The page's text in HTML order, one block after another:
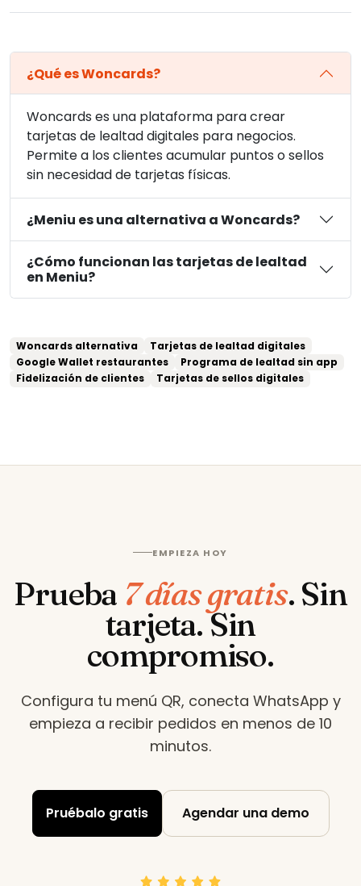
¿Qué es Woncards?
Woncards es una plataforma para crear
tarjetas de lealtad digitales para negocios.
Permite a los clientes acumular puntos o sellos
sin necesidad de tarjetas físicas.
¿Meniu es una alternativa a Woncards?
¿Cómo funcionan las tarjetas de lealtad
en Meniu?
Woncards alternativa
Tarjetas de lealtad digitales
Google Wallet restaurantes
Programa de lealtad sin app
Fidelización de clientes
Tarjetas de sellos digitales
EMPIEZA HOY
Prueba 7 días gratis. Sin
tarjeta. Sin
compromiso.
Configura tu menú QR, conecta WhatsApp y
empieza a recibir pedidos en menos de 10
minutos.
Pruébalo gratis Agendar una demo